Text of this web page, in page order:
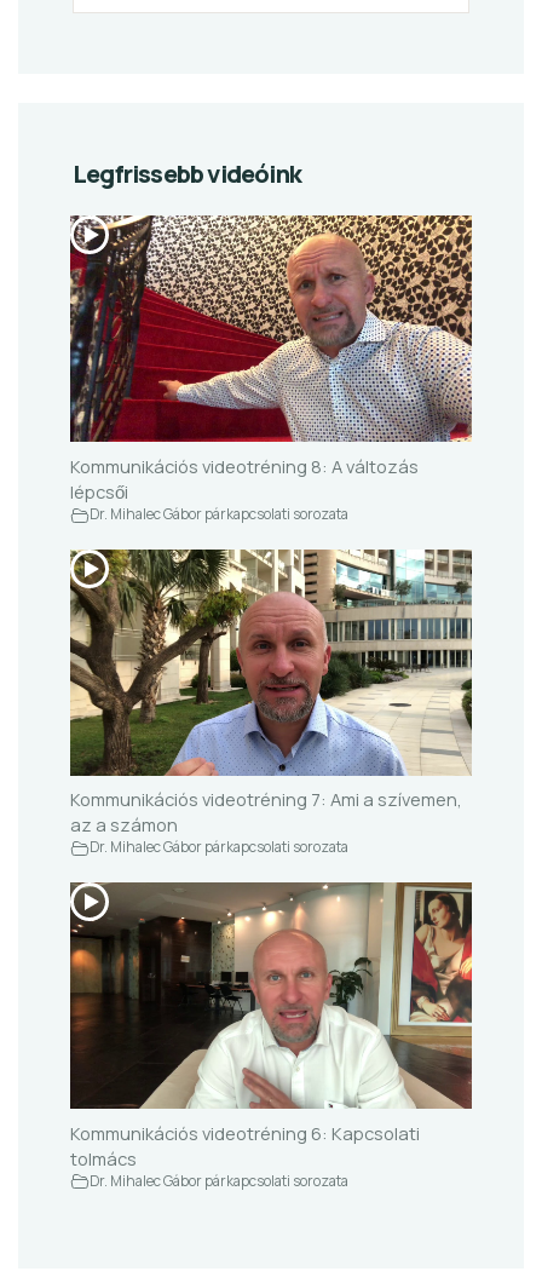
Legfrissebb videóink
Kommunikációs videotréning 8: A változás
lépcsői
Dr. Mihalec Gábor párkapcsolati sorozata
Kommunikációs videotréning 7: Ami a szívemen,
az a számon
Dr. Mihalec Gábor párkapcsolati sorozata
Kommunikációs videotréning 6: Kapcsolati
tolmács
Dr. Mihalec Gábor párkapcsolati sorozata